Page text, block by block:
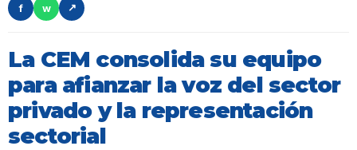
f
w ↗
La CEM consolida su equipo
para afianzar la voz del sector
privado y la representación
sectorial